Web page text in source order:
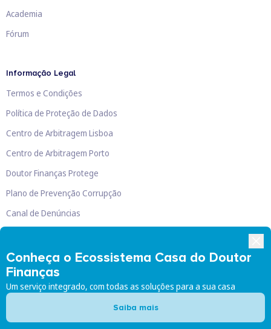
Conheça o Ecossistema Casa do Doutor
Finanças
Um serviço integrado, com todas as soluções para a sua casa
Saiba mais
Academia
Fórum
Informação Legal
Termos e Condições
Política de Proteção de Dados
Centro de Arbitragem Lisboa
Centro de Arbitragem Porto
Doutor Finanças Protege
Plano de Prevenção Corrupção
Canal de Denúncias
Doutor Finanças, Lda